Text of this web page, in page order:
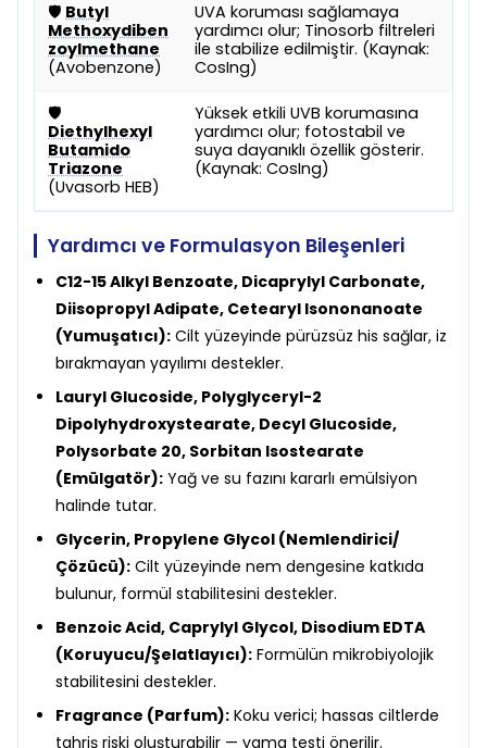
🛡️ Butyl
Methoxydiben
zoylmethane
(Avobenzone)
UVA koruması sağlamaya
yardımcı olur; Tinosorb filtreleri
ile stabilize edilmiştir. (Kaynak:
CosIng)
🛡️
Diethylhexyl
Butamido
Triazone
(Uvasorb HEB)
Yüksek etkili UVB korumasına
yardımcı olur; fotostabil ve
suya dayanıklı özellik gösterir.
(Kaynak: CosIng)
Yardımcı ve Formulasyon Bileşenleri
C12-15 Alkyl Benzoate, Dicaprylyl Carbonate,
Diisopropyl Adipate, Cetearyl Isononanoate
(Yumuşatıcı): Cilt yüzeyinde pürüzsüz his sağlar, iz
bırakmayan yayılımı destekler.
Lauryl Glucoside, Polyglyceryl-2
Dipolyhydroxystearate, Decyl Glucoside,
Polysorbate 20, Sorbitan Isostearate
(Emülgatör): Yağ ve su fazını kararlı emülsiyon
halinde tutar.
Glycerin, Propylene Glycol (Nemlendirici/
Çözücü): Cilt yüzeyinde nem dengesine katkıda
bulunur, formül stabilitesini destekler.
Benzoic Acid, Caprylyl Glycol, Disodium EDTA
(Koruyucu/Şelatlayıcı): Formülün mikrobiyolojik
stabilitesini destekler.
Fragrance (Parfum): Koku verici; hassas ciltlerde
tahriş riski oluşturabilir — yama testi önerilir.